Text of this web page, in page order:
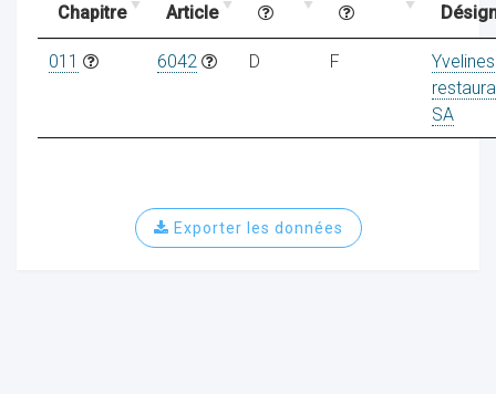
Chapitre Article
011 6042 D F
Yvelines
SA
Exporter les données